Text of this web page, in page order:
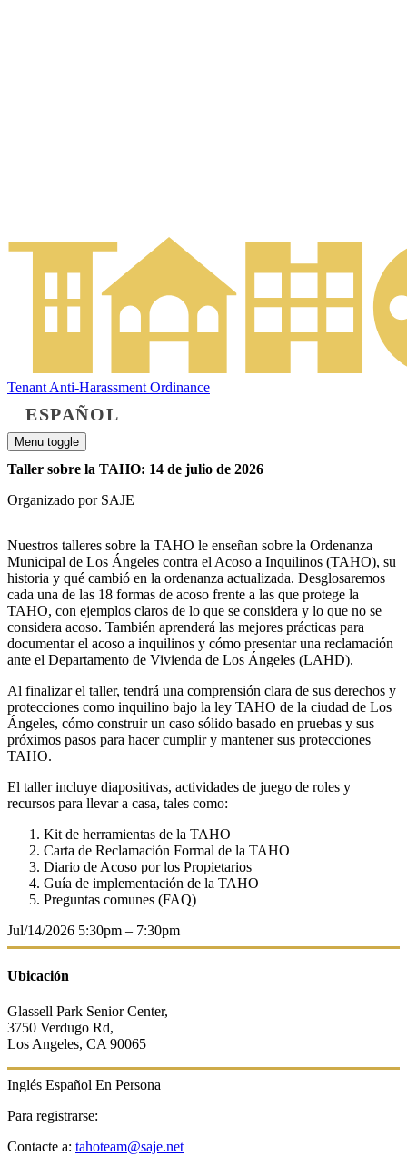
Tenant Anti-Harassment Ordinance
ESPAÑOL
Menu toggle
Taller sobre la TAHO: 14 de julio de 2026
Organizado por SAJE
Jul/14/2026 5:30pm – 7:30pm
Ubicación
Glassell Park Senior Center,
3750 Verdugo Rd,
Los Angeles, CA 90065
Inglés Español En Persona
Para registrarse:
Contacte a: tahoteam@saje.net
Nuestros talleres sobre la TAHO le enseñan sobre la Ordenanza
Municipal de Los Ángeles contra el Acoso a Inquilinos (TAHO), su
historia y qué cambió en la ordenanza actualizada. Desglosaremos
cada una de las 18 formas de acoso frente a las que protege la
TAHO, con ejemplos claros de lo que se considera y lo que no se
considera acoso. También aprenderá las mejores prácticas para
documentar el acoso a inquilinos y cómo presentar una reclamación
ante el Departamento de Vivienda de Los Ángeles (LAHD).
Al finalizar el taller, tendrá una comprensión clara de sus derechos y
protecciones como inquilino bajo la ley TAHO de la ciudad de Los
Ángeles, cómo construir un caso sólido basado en pruebas y sus
próximos pasos para hacer cumplir y mantener sus protecciones
TAHO.
El taller incluye diapositivas, actividades de juego de roles y
recursos para llevar a casa, tales como:
Kit de herramientas de la TAHO
Carta de Reclamación Formal de la TAHO
Diario de Acoso por los Propietarios
Guía de implementación de la TAHO
Preguntas comunes (FAQ)